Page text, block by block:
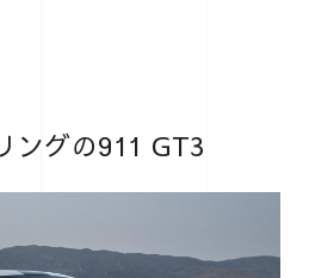
ングの911 GT3